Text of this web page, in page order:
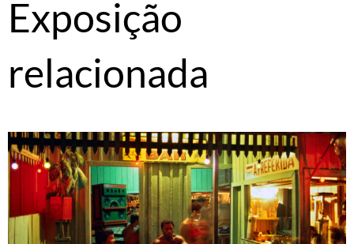
Exposição
relacionada